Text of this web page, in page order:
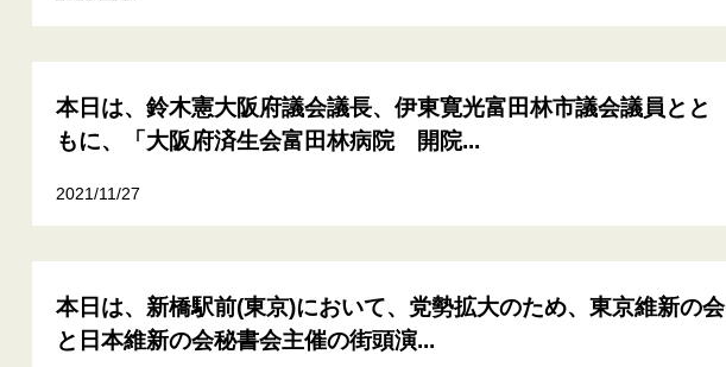
本日は、鈴木憲大阪府議会議長、伊東寛光富田林市議会議員とと
もに、「大阪府済生会富田林病院 開院...
2021/11/27
本日は、新橋駅前(東京)において、党勢拡大のため、東京維新の会
と日本維新の会秘書会主催の街頭演...